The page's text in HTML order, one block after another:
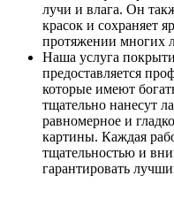
лучи и влага. Он
красок и сохраняет
протяжении многих
Наша услуга
предоставляется
которые имеют
тщательно нанесут
равномерное и
картины. Каждая
тщательностью и
гарантировать